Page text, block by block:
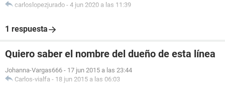
carloslopezjurado - 4 jun 2020 a las 11:39
1 respuesta
Quiero saber el nombre del dueño de esta línea
Johanna-Vargas666 - 17 jun 2015 a las 23:44
Carlos-vialfa - 18 jun 2015 a las 06:03